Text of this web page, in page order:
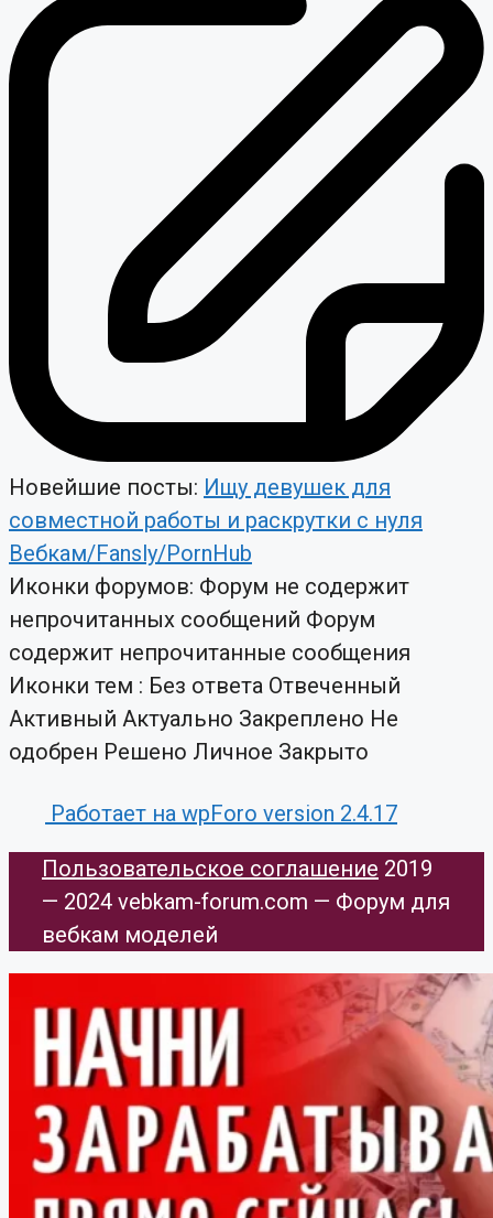
Новейшие посты: Ищу девушек для
совместной работы и раскрутки с нуля
Вебкам/Fansly/PornHub
Иконки форумов: Форум не содержит
непрочитанных сообщений Форум
содержит непрочитанные сообщения
Иконки тем : Без ответа Отвеченный
Активный Актуально Закреплено Не
одобрен Решено Личное Закрыто
Работает на wpForo version 2.4.17
Пользовательское соглашение ​ 2019
— 2024 vebkam-forum.com — Форум для
вебкам моделей